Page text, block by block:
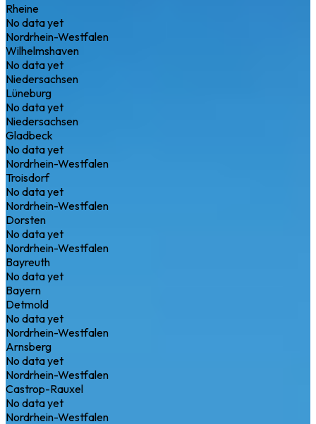
Rheine
No data yet
Nordrhein-Westfalen
Wilhelmshaven
No data yet
Niedersachsen
Lüneburg
No data yet
Niedersachsen
Gladbeck
No data yet
Nordrhein-Westfalen
Troisdorf
No data yet
Nordrhein-Westfalen
Dorsten
No data yet
Nordrhein-Westfalen
Bayreuth
No data yet
Bayern
Detmold
No data yet
Nordrhein-Westfalen
Arnsberg
No data yet
Nordrhein-Westfalen
Castrop-Rauxel
No data yet
Nordrhein-Westfalen